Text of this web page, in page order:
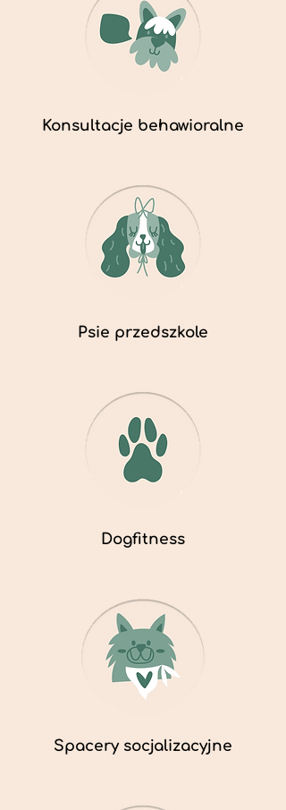
Konsultacje behawioralne
Psie przedszkole
Dogfitness
Spacery socjalizacyjne